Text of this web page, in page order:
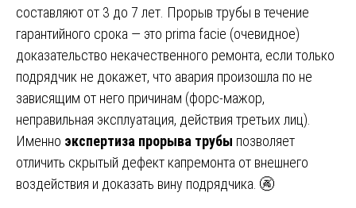
составляют от 3 до 7 лет. Прорыв трубы в течение
гарантийного срока — это prima facie (очевидное)
доказательство некачественного ремонта, если только
подрядчик не докажет, что авария произошла по не
зависящим от него причинам (форс-мажор,
неправильная эксплуатация, действия третьих лиц).
Именно экспертиза прорыва трубы позволяет
отличить скрытый дефект капремонта от внешнего
воздействия и доказать вину подрядчика. 🚱